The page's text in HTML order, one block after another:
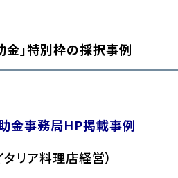
」特別枠の採択事例
助金事務局HP掲載事例
リア料理店経営）